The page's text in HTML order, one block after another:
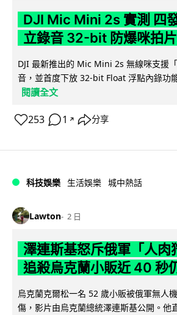
DJI Mic Mini 2s 實測 四
立錄音 32-bit 防爆咪拍
DJI 最新推出的 Mic Mini 2s 無線咪支援
音，並首度下放 32-bit Float 浮點內錄功
閱讀全文
253 1 ↗ 分享
科技娛樂 生活娛樂 城中熱話
Lawton 2 日
澤連斯基怒斥俄軍「人肉
追殺烏克蘭小販近 40 秒
烏克蘭克爾松一名 52 歲小販被俄軍無人
傷，影片由烏克蘭總統澤連斯基公開。他